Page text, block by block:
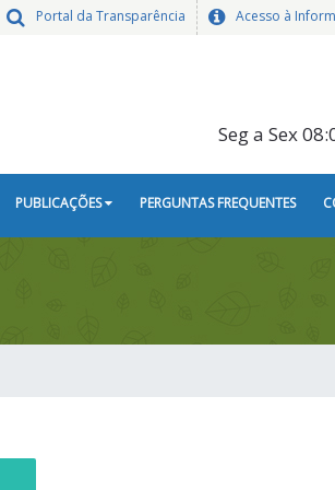
Acesso à
Portal da Transparência
Seg a Sex
PUBLICAÇÕES PERGUNTAS FREQUENTES